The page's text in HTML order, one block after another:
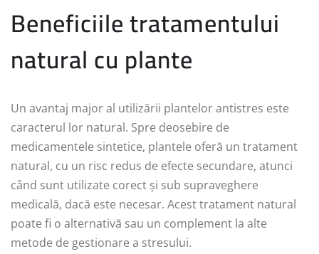
Beneficiile tratamentului
natural cu plante
Un avantaj major al utilizării plantelor antistres este
caracterul lor natural. Spre deosebire de
medicamentele sintetice, plantele oferă un tratament
natural, cu un risc redus de efecte secundare, atunci
când sunt utilizate corect și sub supraveghere
medicală, dacă este necesar. Acest tratament natural
poate fi o alternativă sau un complement la alte
metode de gestionare a stresului.